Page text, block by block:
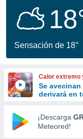
se
calidad.
a este
las
y
forma
digital
basada
Sensación de 18°
Calor extremo
Se
derivará en
¡Descarga
Meteored!